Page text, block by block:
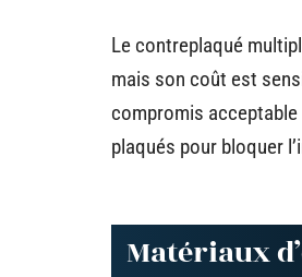
Le contreplaqué
mais son coût est
compromis
plaqués pour bloquer
Matériaux